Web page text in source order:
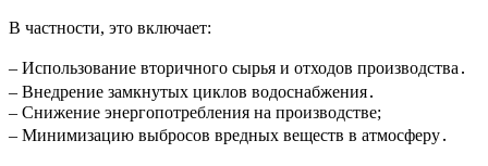
В частности, это включает:
– Использование вторичного сырья и отходов производства․
– Внедрение замкнутых циклов водоснабжения․
– Снижение энергопотребления на производстве;
– Минимизацию выбросов вредных веществ в атмосферу․